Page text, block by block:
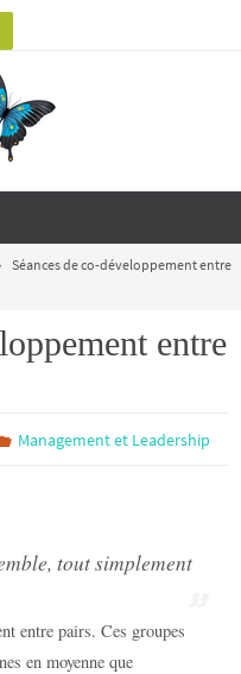
Séances de co-développement entre
entre
Management et Leadership
tout simplement
entre pairs. Ces groupes
en moyenne que